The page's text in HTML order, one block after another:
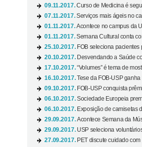
09.11.2017.Curso de Medicina é
07.11.2017.Serviços mais ágeis no
01.11.2017.Acontece no campus da
01.11.2017.Semana Cultural conta
25.10.2017. FOB seleciona pacientes
20.10.2017. Desvendando a Saúde
17.10.2017.“Volumes” é tema de
16.10.2017.Tese da FOB-USP
09.10.2017. FOB-USP conquista
06.10.2017.Sociedade Europeia
06.10.2017. Exposição de camisetas
29.09.2017.Acontece Semana da
29.09.2017. USP seleciona
27.09.2017. PET discute cuidado